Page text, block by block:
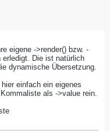
eigene ->render() bzw. -
Die ist natürlich
dynamische Übersetzung.
einfach ein eigenes
als ->value rein.